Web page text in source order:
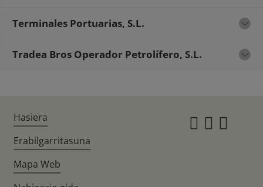
Terminales Portuarias, S.L.
Tradea Bros Operador Petrolífero, S.L.
Hasiera
Erabilgarritasuna
Mapa Web